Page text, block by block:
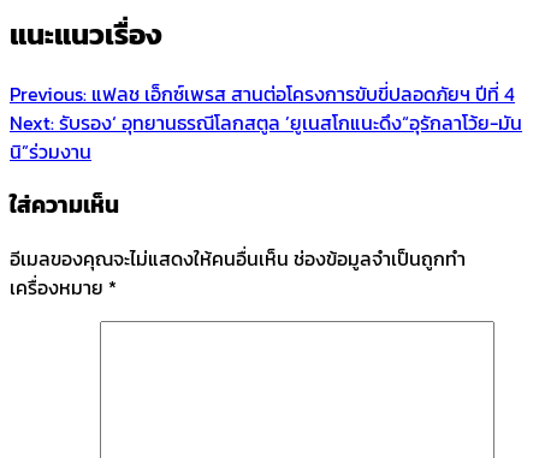
แนะแนวเรื่อง
Previous: แฟลช เอ็กซ์เพรส สานต่อโครงการขับขี่ปลอดภัยฯ ปีที่ 4
Next:รับรอง‘ อุทยานธรณีโลกสตูล ’ยูเนสโกแนะดึง“อุรักลาโว้ย-มัน
นิ”ร่วมงาน
ใส่ความเห็น
อีเมลของคุณจะไม่แสดงให้คนอื่นเห็น ช่องข้อมูลจำเป็นถูกทำ
เครื่องหมาย *